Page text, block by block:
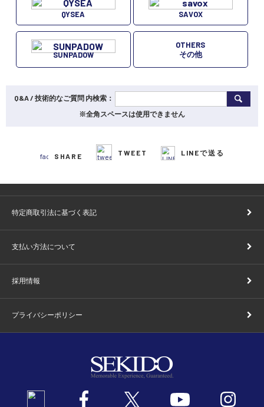
QYSEA SAVOX
SUNPADOW
OTHERS
その他
Q&A / 技術的なご質問 内検索：
※全角スペースは使用できません
SHARE TWEET LINEで送る
特定商取引法に基づく表記
支払い方法について
採用情報
プライバシーポリシー